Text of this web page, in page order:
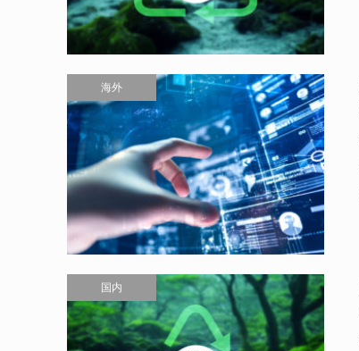
海外
国内